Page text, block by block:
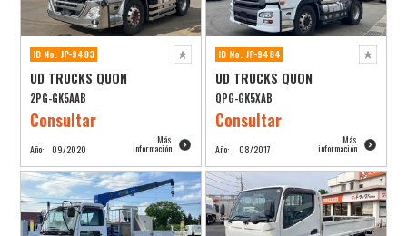
ID No. JP-9483
UD TRUCKS QUON
2PG-GK5AAB
Consultar
Año: 09/2020
Más
información
ID No. JP-9484
UD TRUCKS QUON
QPG-GK5XAB
Consultar
Año: 08/2017
Más
información